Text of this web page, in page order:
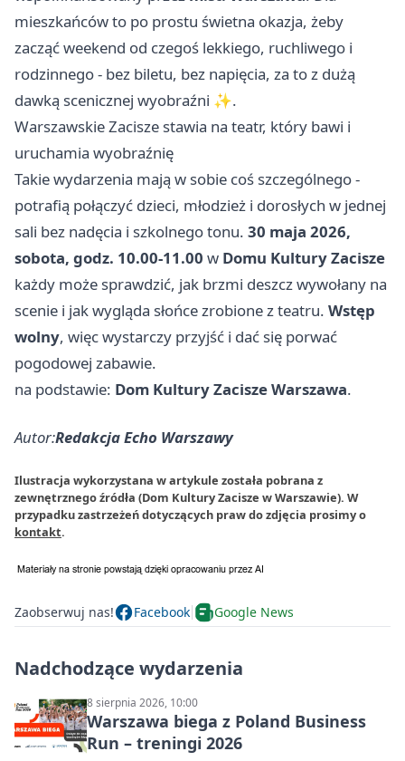
mieszkańców to po prostu świetna okazja, żeby
zacząć weekend od czegoś lekkiego, ruchliwego i
rodzinnego - bez biletu, bez napięcia, za to z dużą
dawką scenicznej wyobraźni ✨.
Warszawskie Zacisze stawia na teatr, który bawi i
uruchamia wyobraźnię
Takie wydarzenia mają w sobie coś szczególnego -
potrafią połączyć dzieci, młodzież i dorosłych w jednej
sali bez nadęcia i szkolnego tonu. 30 maja 2026,
sobota, godz. 10.00-11.00 w Domu Kultury Zacisze
każdy może sprawdzić, jak brzmi deszcz wywołany na
scenie i jak wygląda słońce zrobione z teatru. Wstęp
wolny, więc wystarczy przyjść i dać się porwać
pogodowej zabawie.
na podstawie: Dom Kultury Zacisze Warszawa.
Autor:Redakcja Echo Warszawy
Ilustracja wykorzystana w artykule została pobrana z
zewnętrznego źródła (Dom Kultury Zacisze w Warszawie). W
przypadku zastrzeżeń dotyczących praw do zdjęcia prosimy o
kontakt.
Zaobserwuj nas! Facebook Google News
Nadchodzące wydarzenia
8 sierpnia 2026, 10:00
Warszawa biega z Poland Business
Run – treningi 2026